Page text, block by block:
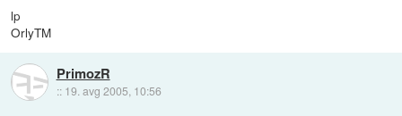
lp
OrlyTM
PrimozR
:: 19. avg 2005, 10:56